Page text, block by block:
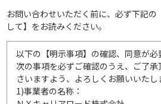
お問い合わせいただく前に、必ず下記の
して】をお読みください。
以下の【明示事項】の確認、同意が必
次の事項を必ずご確認のうえ、ご了
さいますよう、よろしくお願いいたし
1)事業者の名称：